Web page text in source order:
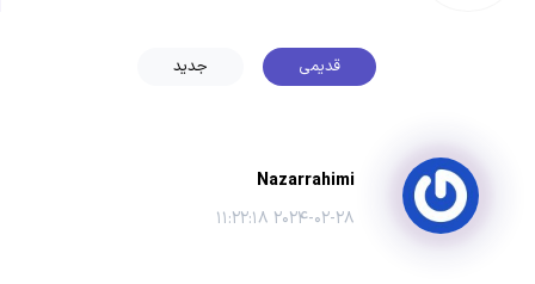
قدیمی جدید
Nazarrahimi
۲۰۲۴-۰۲-۲۸ ۱۱:۲۲:۱۸